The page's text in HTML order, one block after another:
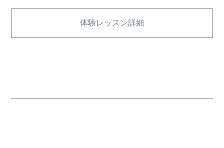
体験レッスン詳細